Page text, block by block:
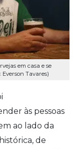
em casa e se
Tavares)
às pessoas
ao lado da
de